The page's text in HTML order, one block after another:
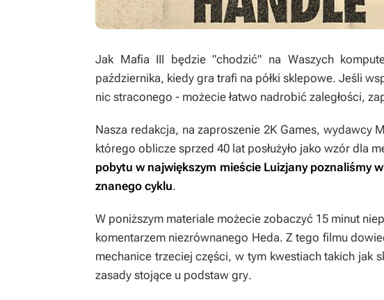
Jak Mafia III będzie "chodzić" na Waszych
października, kiedy gra trafi na półki sklepowe. Jeśli
nic straconego - możecie łatwo nadrobić zaległości,
Nasza redakcja, na zaproszenie 2K Games, wydawcy
którego oblicze sprzed 40 lat posłużyło jako wzór dla
pobytu w największym mieście Luizjany poznaliśmy
znanego cyklu.
W poniższym materiale możecie zobaczyć 15 minut
komentarzem niezrównanego Heda. Z tego filmu
mechanice trzeciej części, w tym kwestiach takich jak
zasady stojące u podstaw gry.